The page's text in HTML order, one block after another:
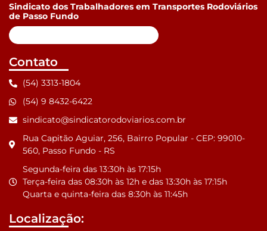
Sindicato dos Trabalhadores em Transportes Rodoviários
de Passo Fundo
Contato
(54) 3313-1804
(54) 9 8432-6422
sindicato@sindicatorodoviarios.com.br
Rua Capitão Aguiar, 256, Bairro Popular - CEP: 99010-
560, Passo Fundo - RS
Segunda-feira das 13:30h às 17:15h
Terça-feira das 08:30h às 12h e das 13:30h às 17:15h
Quarta e quinta-feira das 8:30h às 11:45h
Localização: